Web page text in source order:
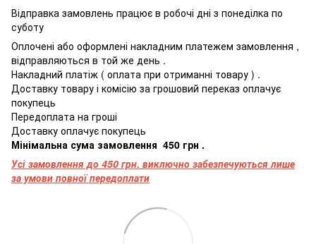
Відправка замовлень працює в робочі дні з понеділка по
суботу
Оплочені або оформлені накладним платежем замовлення ,
відправляються в той же день .
Накладний платіж ( оплата при отриманні товару ) .
Доставку товару і комісію за грошовий переказ оплачує
покупець
Передоплата на гроші
Доставку оплачує покупець
Мінімальна сума замовлення 450 грн .
Усі замовлення до 450 грн. виключно забезпечуються лише
за умови повної передоплати